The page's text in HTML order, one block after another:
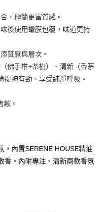
用戶可立即使用無須另外申請。
成立後會自動跳轉到大哥付的交易
數、繳款截止日，確認付款後即完
遇審核未通過，訂單將自動取
達大哥付你分期系統評分，恕無
分期」於每月結算日後寄送繳費提
條碼／台灣大直營門市／銀行轉
款」的支付方式。 讓您購物簡單
需儲值。
可結帳。
。
後，將跳轉至「AFTEE先享後付」
費
，極簡更富質感。
後使用蠟膜包覆，味道更持
質感與層次。
佛手柑+茶樹）、清新（香茅
神有勁、享受純淨呼吸。
款。
。內置SERENE HOUSE精油
香。內附專注、清新兩款香氛